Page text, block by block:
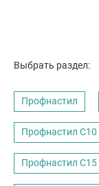
Выбрать раздел:
Профнастил
Профнастил С10
Профнастил С15